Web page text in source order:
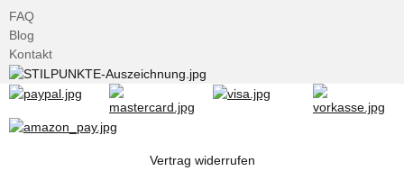
FAQ
Blog
Kontakt
Vertrag widerrufen